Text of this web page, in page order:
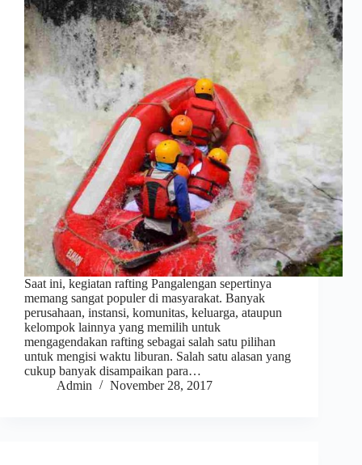
Saat ini, kegiatan rafting Pangalengan sepertinya
memang sangat populer di masyarakat. Banyak
perusahaan, instansi, komunitas, keluarga, ataupun
kelompok lainnya yang memilih untuk
mengagendakan rafting sebagai salah satu pilihan
untuk mengisi waktu liburan. Salah satu alasan yang
cukup banyak disampaikan para…
Admin
November 28, 2017